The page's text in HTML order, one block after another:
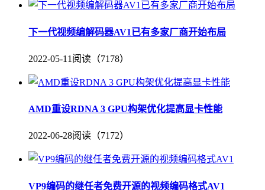
下一代视频编解码器AV1已有多家厂商开始布局
2022-05-11 阅读（7178）
AMD重设RDNA 3 GPU构架优化提高显卡性能
2022-06-28阅读（7172）
VP9编码的继任者免费开源的视频编码格式AV1